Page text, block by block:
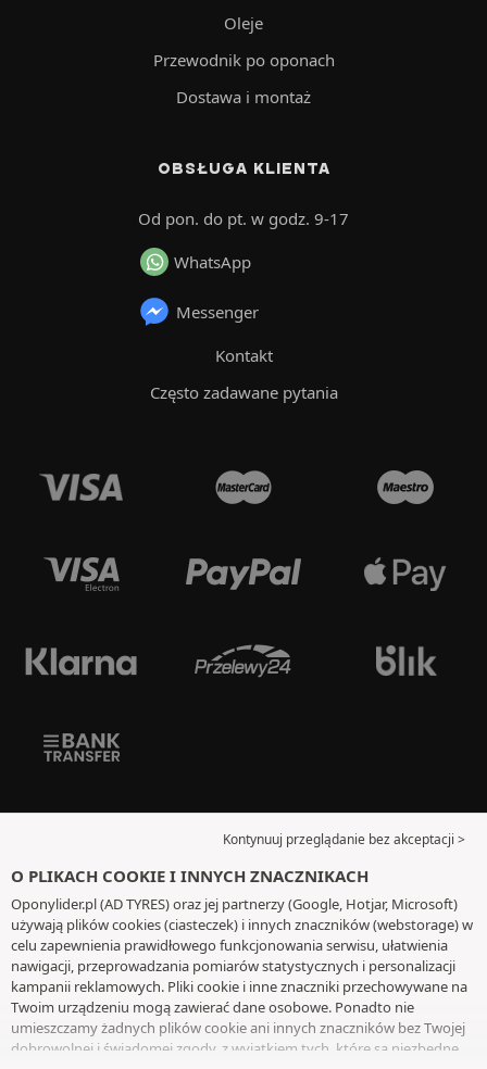
Oleje
Przewodnik po oponach
Dostawa i montaż
OBSŁUGA KLIENTA
Od pon. do pt. w godz. 9-17
WhatsApp
Messenger
Kontakt
Często zadawane pytania
Kontynuuj przeglądanie bez akceptacji >
O PLIKACH COOKIE I INNYCH ZNACZNIKACH
Oponylider.pl (AD TYRES) oraz jej partnerzy (Google, Hotjar, Microsoft)
używają plików cookies (ciasteczek) i innych znaczników (webstorage) w
celu zapewnienia prawidłowego funkcjonowania serwisu, ułatwienia
nawigacji, przeprowadzania pomiarów statystycznych i personalizacji
kampanii reklamowych. Pliki cookie i inne znaczniki przechowywane na
Twoim urządzeniu mogą zawierać dane osobowe. Ponadto nie
umieszczamy żadnych plików cookie ani innych znaczników bez Twojej
dobrowolnej i świadomej zgody, z wyjątkiem tych, które są niezbędne